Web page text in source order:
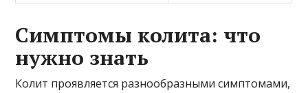
Симптомы колита: что
нужно знать
Колит проявляется разнообразными симптомами,